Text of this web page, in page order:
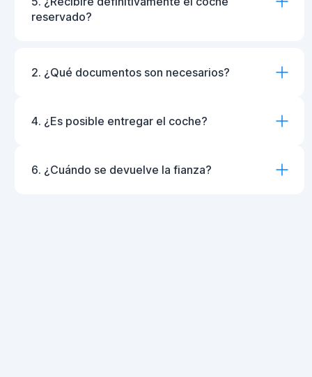
reservado?
2. ¿Qué documentos son necesarios?
4. ¿Es posible entregar el coche?
6. ¿Cuándo se devuelve la fianza?